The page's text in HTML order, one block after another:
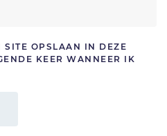
OPSLAAN IN DEZE
KEER WANNEER IK